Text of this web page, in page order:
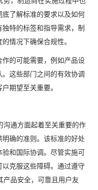
了解标准的要求以及如何
特的标签和指导需求，制
情况下确保合规性。
的可能需要，例如产品设
这些部门之间的有效协调
期望至关重要。
沟通方面起着至关重要的作
确的准则。该标准的好处
和国际协调。尽管实施可
克服这些障碍。通过遵守
品安全，可靠且用户友